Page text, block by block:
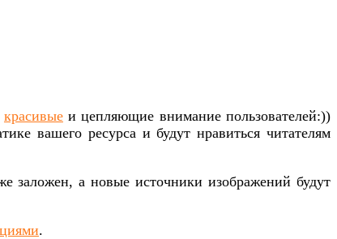
красивыеи цепляющие внимание пользователей:))
вашего ресурса и будут нравиться читателям
заложен, а новые источники изображений будут
.